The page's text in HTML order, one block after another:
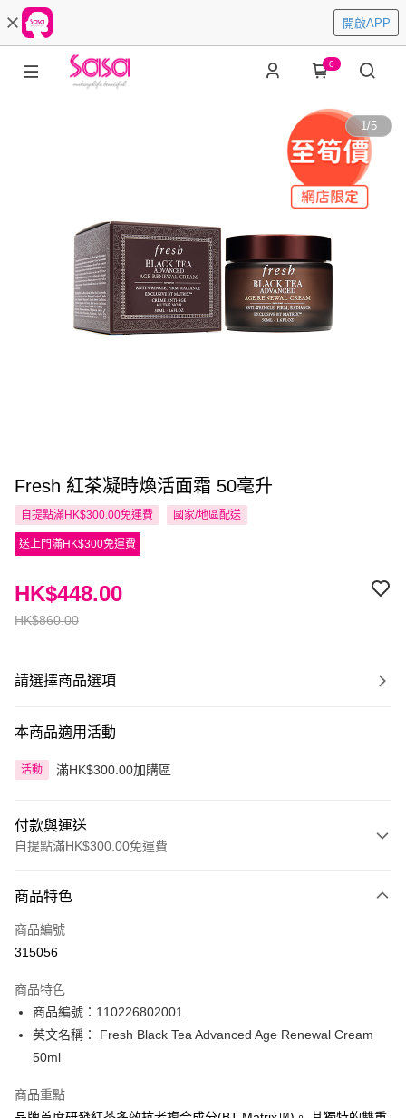
開啟APP
0
1/5
Fresh 紅茶凝時煥活面霜 50毫升
自提點滿HK$300.00免運費 國家/地區配送
送上門滿HK$300免運費
HK$860.00
HK$448.00
請選擇商品選項
本商品適用活動
活動 滿HK$300.00加購區
付款與運送
自提點滿HK$300.00免運費
信用卡
Apple Pay
PayMe
WeChat Pay
商品特色
商品編號
315056
商品特色
商品編號：110226802001
英文名稱： Fresh Black Tea Advanced Age Renewal Cream
50ml
商品重點